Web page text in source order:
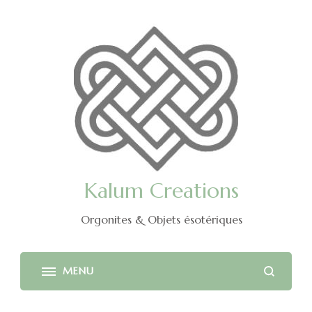
Kalum Creations
Orgonites & Objets ésotériques